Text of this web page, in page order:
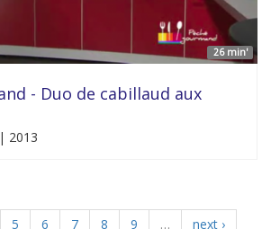
26 min'
- Duo de cabillaud aux
2013
5 6 7 8 9 …
next ›